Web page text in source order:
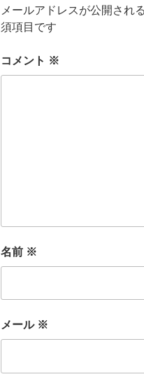
メールアドレスが公開され
須項目です
コメント ※
名前 ※
メール ※